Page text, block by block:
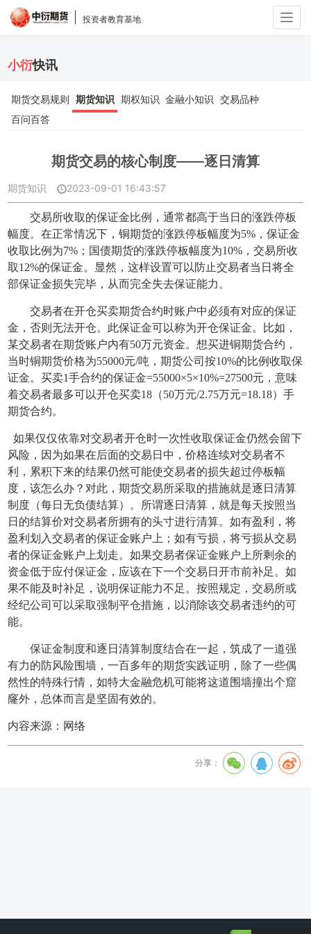
投资者教育基地
小衍快讯
期货交易规则 期货知识 期权知识 金融小知识
交易品种
百问百答
期货交易的核心制度——逐日清算
期货知识 2023-09-01 16:43:57
交易所收取的保证金比例，通常都高于当日的涨跌停板
幅度。在正常情况下，铜期货的涨跌停板幅度为5%，保证金
收取比例为7%；国债期货的涨跌停板幅度为10%，交易所收
取12%的保证金。显然，这样设置可以防止交易者当日将全
部保证金损失完毕，从而完全失去保证能力。
交易者在开仓买卖期货合约时账户中必须有对应的保证
金，否则无法开仓。此保证金可以称为开仓保证金。比如，
某交易者在期货账户内有50万元资金。想买进铜期货合约，
当时铜期货价格为55000元/吨，期货公司按10%的比例收取保
证金。买卖1手合约的保证金=55000×5×10%=27500元，意味
着交易者最多可以开仓买卖18（50万元/2.75万元=18.18）手
期货合约。
如果仅仅依靠对交易者开仓时一次性收取保证金仍然会留下
风险，因为如果在后面的交易日中，价格连续对交易者不
利，累积下来的结果仍然可能使交易者的损失超过停板幅
度，该怎么办？对此，期货交易所采取的措施就是逐日清算
制度（每日无负债结算）。所谓逐日清算，就是每天按照当
日的结算价对交易者所拥有的头寸进行清算。如有盈利，将
盈利划入交易者的保证金账户上；如有亏损，将亏损从交易
者的保证金账户上划走。如果交易者保证金账户上所剩余的
资金低于应付保证金，应该在下一个交易日开市前补足。如
果不能及时补足，说明保证能力不足。按照规定，交易所或
经纪公司可以采取强制平仓措施，以消除该交易者违约的可
能。
保证金制度和逐日清算制度结合在一起，筑成了一道强
有力的防风险围墙，一百多年的期货实践证明，除了一些偶
然性的特殊行情，如特大金融危机可能将这道围墙撞出个窟
窿外，总体而言是坚固有效的。
内容来源：网络
分享：